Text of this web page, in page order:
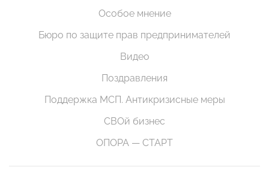
Особое мнение
Бюро по защите прав предпринимателей
Видео
Поздравления
Поддержка МСП. Антикризисные меры
СВОй бизнес
ОПОРА — СТАРТ